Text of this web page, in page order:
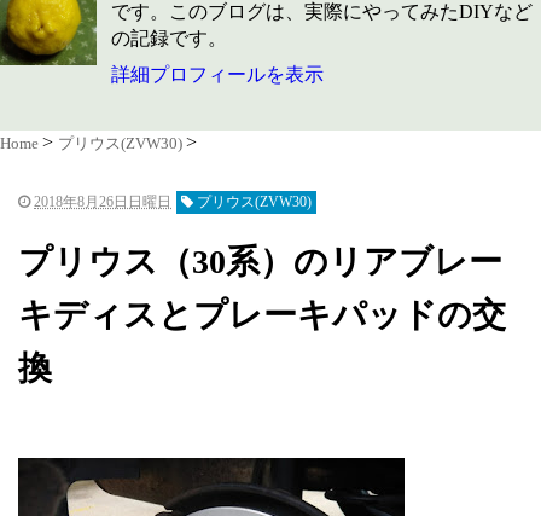
です。このブログは、実際にやってみたDIYなど
の記録です。
詳細プロフィールを表示
Home プリウス(ZVW30)
2018年8月26日日曜日 プリウス(ZVW30)
プリウス（30系）のリアブレー
キディスとプレーキパッドの交
換